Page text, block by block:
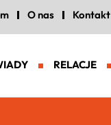
O nas Kontakt
RELACJE